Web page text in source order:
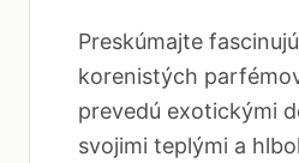
Preskúmajte
korenistých
prevedú exotickými
svojimi teplými a